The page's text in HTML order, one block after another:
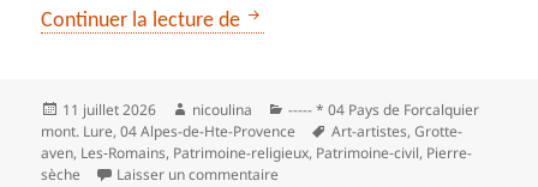
Continuer la lecture de *** Le dernier refuge de saint
Publié
le
11 juillet 2026 Auteur
nicoulina Catégories
----- * 04 Pays de Forcalquier
mont. Lure,04 Alpes-de-Hte-Provence Mots-
clés
Art-artistes,Grotte-
aven, Les‑Romains, Patrimoine-religieux, Patrimoine‑civil, Pierre-
sèche
Laisser un commentairesur *** Le dernier refuge de saint